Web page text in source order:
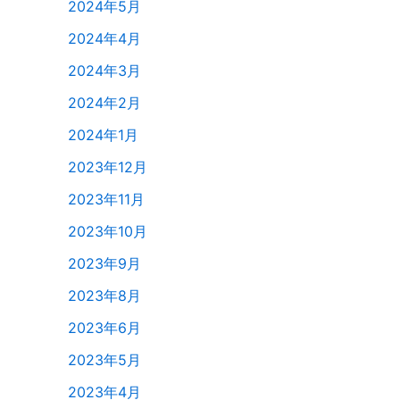
2024年5月
2024年4月
2024年3月
2024年2月
2024年1月
2023年12月
2023年11月
2023年10月
2023年9月
2023年8月
2023年6月
2023年5月
2023年4月